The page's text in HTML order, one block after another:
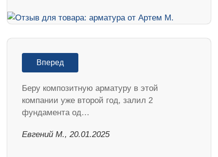
Вперед
Беру композитную арматуру в этой
компании уже второй год, залил 2
фундамента од…
​Евгений М., 20.01.2025